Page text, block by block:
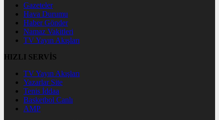
Gazeteler
Hava Durumu
Haber Gönder
Namaz Vakitleri
TV Yayın Akışları
HIZLI SERVİS
TV Yayın Akışları
Yazarlar Site
Tenis İddaa
Basketbol Canlı
AMP